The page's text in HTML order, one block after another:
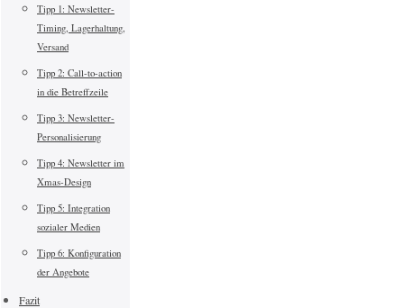
Tipp 1: Newsletter-
Timing, Lagerhaltung,
Versand
Tipp 2: Call-to-action
in die Betreffzeile
Tipp 3: Newsletter-
Personalisierung
Tipp 4: Newsletter im
Xmas-Design
Tipp 5: Integration
sozialer Medien
Tipp 6: Konfiguration
der Angebote
Fazit